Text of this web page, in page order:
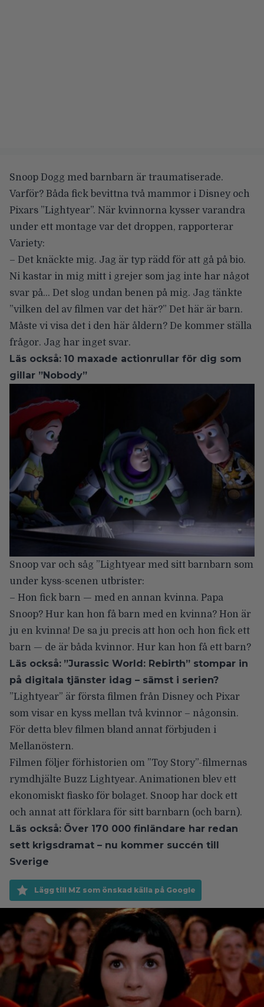
Snoop Dogg med barnbarn är traumatiserade.
Varför? Båda fick bevittna två mammor i Disney och
Pixars ”Lightyear”. När kvinnorna kysser varandra
under ett montage var det droppen, rapporterar
Variety:
– Det knäckte mig. Jag är typ rädd för att gå på bio.
Ni kastar in mig mitt i grejer som jag inte har något
svar på… Det slog undan benen på mig. Jag tänkte
”vilken del av filmen var det här?” Det här är barn.
Måste vi visa det i den här åldern? De kommer ställa
frågor. Jag har inget svar.
Läs också: 10 maxade actionrullar för dig som
gillar ”Nobody”
Snoop var och såg ”Lightyear med sitt barnbarn som
under kyss-scenen utbrister:
– Hon fick barn — med en annan kvinna. Papa
Snoop? Hur kan hon få barn med en kvinna? Hon är
ju en kvinna! De sa ju precis att hon och hon fick ett
barn — de är båda kvinnor. Hur kan hon få ett barn?
Läs också: ”Jurassic World: Rebirth” stompar in
på digitala tjänster idag – sämst i serien?
”Lightyear” är första filmen från Disney och Pixar
som visar en kyss mellan två kvinnor – någonsin.
För detta blev filmen bland annat förbjuden i
Mellanöstern.
Filmen följer förhistorien om ”Toy Story”-filmernas
rymdhjälte Buzz Lightyear. Animationen blev ett
ekonomiskt fiasko för bolaget. Snoop har dock ett
och annat att förklara för sitt barnbarn (och barn).
Läs också: Över 170 000 finländare har redan
sett krigsdramat – nu kommer succén till
Sverige
Lägg till MZ som önskad källa på Google